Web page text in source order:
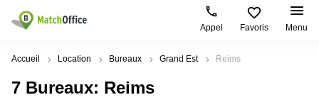
Appel Favoris Menu
Rechercher / publier
Pages
Villes
Recherches
Aide
Accueil Location Bureaux Grand Est Reims
7 Bureaux: Reims